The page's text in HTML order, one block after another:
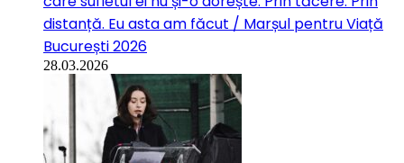
distanță. Eu asta am făcut / Marșul pentru Viață
București 2026
28.03.2026